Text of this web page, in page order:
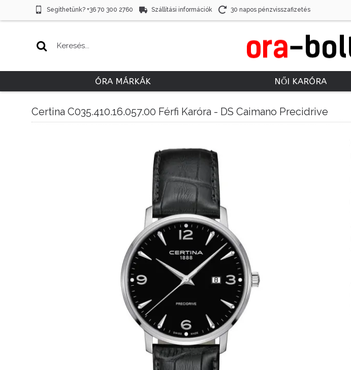
Segíthetünk? +36 70 300 2760 Szállítási információk 30 napos pénzvisszafizetés
ÓRA MÁRKÁK NŐI KARÓRA
Certina C035.410.16.057.00 Férfi Karóra - DS Caimano Precidrive